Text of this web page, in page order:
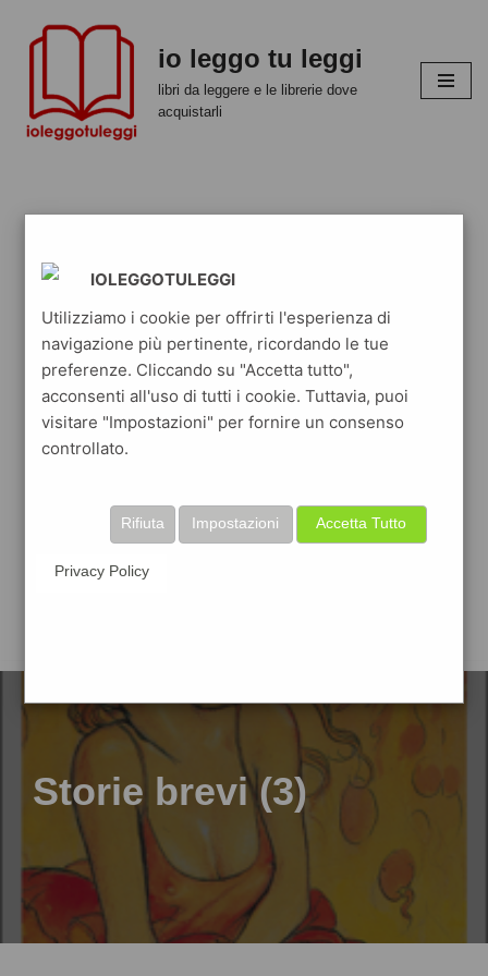
contenuto
io leggo tu leggi
libri da leggere e le librerie dove
acquistarli
Storie brevi (3)
IOLEGGOTULEGGI
Utilizziamo i cookie per offrirti l'esperienza di
navigazione più pertinente, ricordando le tue
preferenze. Cliccando su "Accetta tutto",
acconsenti all'uso di tutti i cookie. Tuttavia, puoi
visitare "Impostazioni" per fornire un consenso
controllato.
Accetta Tutto
Impostazioni
Rifiuta
Privacy Policy